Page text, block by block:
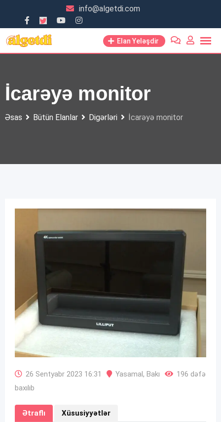
content
info@algetdi.com
Elan Yeləşdir
İcarəyə monitor
Əsas Bütün Elanlar Digərləri İcarəyə monitor
26 Sentyabr 2023 16:31 Yasamal, Bakı
196 dəfə
baxılıb
Ətraflı Xüsusiyyətlər